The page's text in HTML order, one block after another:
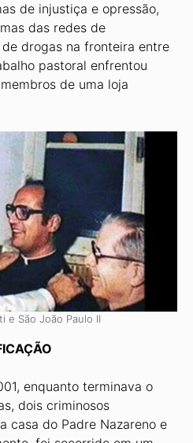
de injustiça e opressão,
das redes de
drogas na fronteira entre
pastoral enfrentou
de uma loja
e São João Paulo II
enquanto terminava o
dois criminosos
casa do Padre Nazareno e